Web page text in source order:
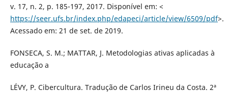
v. 17, n. 2, p. 185-197, 2017. Disponível em: <
https://seer.ufs.br/index.php/edapeci/article/view/6509/pdf>.
Acessado em: 21 de set. de 2019.
FONSECA, S. M.; MATTAR, J. Metodologias ativas aplicadas à
educação a
LÉVY, P. Cibercultura. Tradução de Carlos Irineu da Costa. 2ª